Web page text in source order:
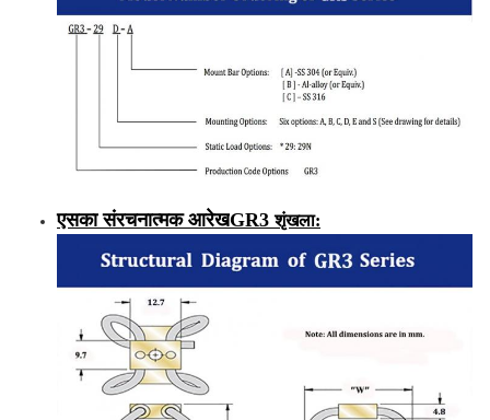
एसका संरचनात्मक आरेखGR3 शृंखला: